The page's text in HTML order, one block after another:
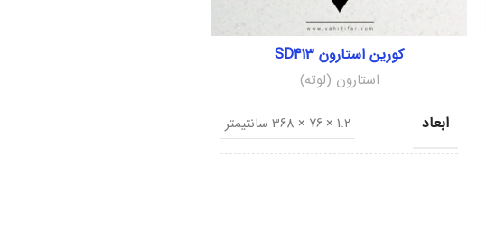
کورین استارون SD413
استارون (لوته)
ابعاد 1.2 × 76 × 368 سانتیمتر